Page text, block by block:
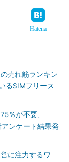
Hatena
売れ筋ランキン
るSIMフリース
％が不要、
ンケート結果発
に注力するワ